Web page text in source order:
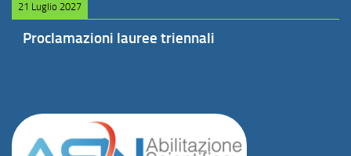
21 Luglio 2027
Proclamazioni lauree triennali